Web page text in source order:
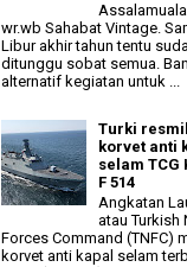
wr.wb Sahabat Vintage.
Libur akhir tahun tentu
ditunggu sobat semua.
alternatif kegiatan untuk ...
Turki
korvet anti
selam TCG
F 514
Angkatan
atau Turkish
Forces Command (TNFC)
korvet anti kapal selam